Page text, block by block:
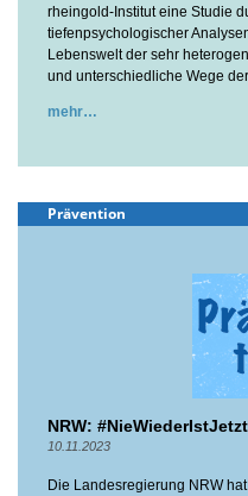
rheingold-Institut eine Studie
tiefenpsychologischer
Lebenswelt der sehr
und unterschiedliche Wege
mehr
Prävention
NRW: #NieWiederIstJetzt
10.11.2023
Die Landesregierung NRW